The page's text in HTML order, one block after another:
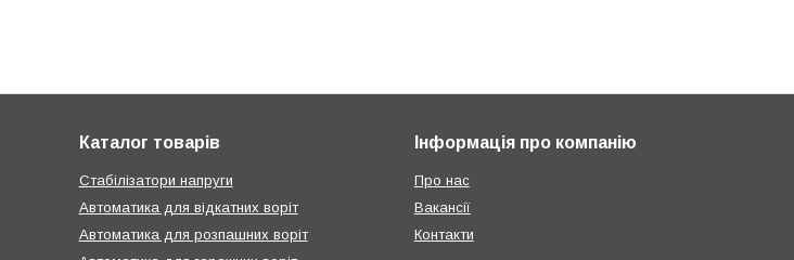
Каталог товарів
Стабілізатори напруги
Автоматика для відкатних воріт
Автоматика для розпашних воріт
Інформація про компанію
Про нас
Вакансії
Контакти